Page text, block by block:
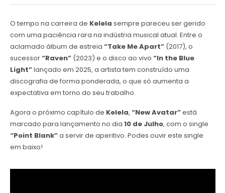
O tempo na carreira de Kelela sempre pareceu ser gerido
com uma paciência rara na indústria musical atual. Entre o
aclamado álbum de estreia “Take Me Apart”(2017), o
sucessor“Raven”(2023) e o disco ao vivo “In the Blue
Light”lançado em 2025, a artista tem construído uma
discografia de forma ponderada, o que só aumenta a
expectativa em torno do seu trabalho.
Agora o próximo capítulo de Kelela, “New Avatar”está
marcado para lançamento no dia 10 de Julho, com o single
“Point Blank”a servir de aperitivo. Podes ouvir este single
em baixo!